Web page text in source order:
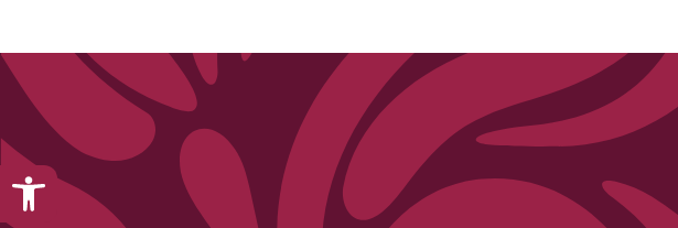
Open toolbar